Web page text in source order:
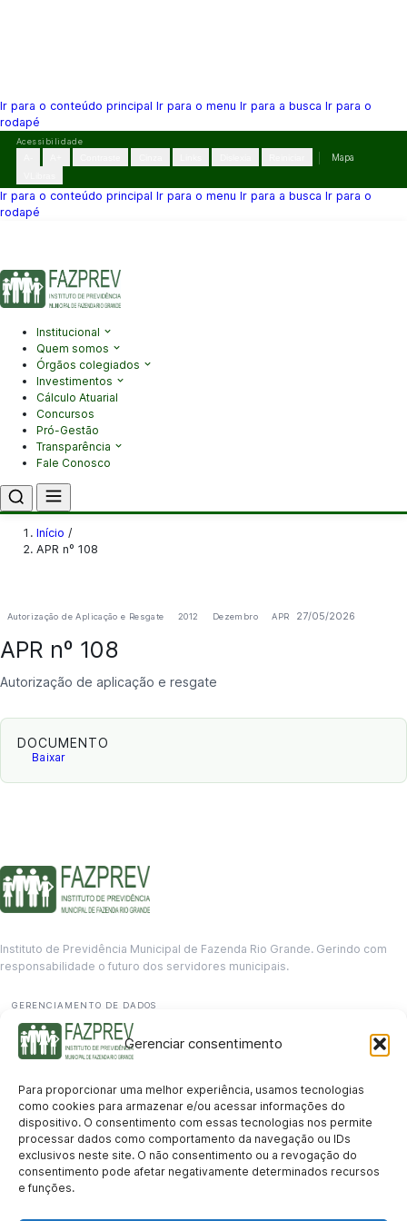
Gerenciar consentimento
Para proporcionar uma melhor experiência, usamos tecnologias
como cookies para armazenar e/ou acessar informações do
dispositivo. O consentimento com essas tecnologias nos permite
processar dados como comportamento da navegação ou IDs
exclusivos neste site. O não consentimento ou a revogação do
consentimento pode afetar negativamente determinados recursos
e funções.
Ir para o conteúdo principal Ir para o menu Ir para a busca Ir para o
rodapé
Pular
conteúdo
Acessibilidade
Mapa
Ir para o conteúdo principal Ir para o menu Ir para a busca Ir para o
rodapé
Institucional
Quem somos
Órgãos colegiados
Investimentos
Cálculo Atuarial
Concursos
Pró-Gestão
Transparência
Fale Conosco
Início /
APR nº 108
Autorização de Aplicação e Resgate 2012 Dezembro APR 27/05/2026
APR nº 108
Autorização de aplicação e resgate
DOCUMENTO
Baixar
Instituto de Previdência Municipal de Fazenda Rio Grande. Gerindo com
responsabilidade o futuro dos servidores municipais.
GERENCIAMENTO DE DADOS
Departamento de informação
contato@fazprev.pr.gov.br
(41) 3995-2146
Serviços
Aposentadoria Pensão por Morte Benefício por Invalidez Auxílio Doença
Holerite Online Protocolo Online
Transparência
Portal da Transparência